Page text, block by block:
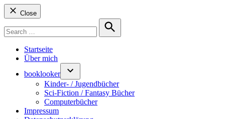
Close
for:
Search
Startseite
Über mich
booklooker
Kinder- / Jugendbücher
Sci-Fiction / Fantasy Bücher
Computerbücher
Impressum